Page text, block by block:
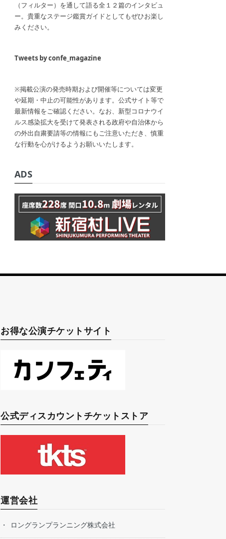
（フィルター）を通して語る全１２篇のインタビュ
ー。貴重なステージ鑑賞ガイドとしてもぜひお楽し
みください。
Tweets by confe_magazine
※掲載公演の発売時期および開催等については変更
や延期・中止の可能性があります。公式サイト等で
最新情報をご確認ください。なお、新型コロナウイ
ルス感染拡大を受けて発表される政府や自治体から
の外出自粛要請等の情報にもご注意いただき、慎重
な行動を心がけるようお願いいたします。
ADS
お得な公演チケットサイト
公式ディスカウントチケットストア
運営会社
ロングランプランニング株式会社